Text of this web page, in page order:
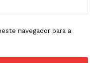
navegador para a